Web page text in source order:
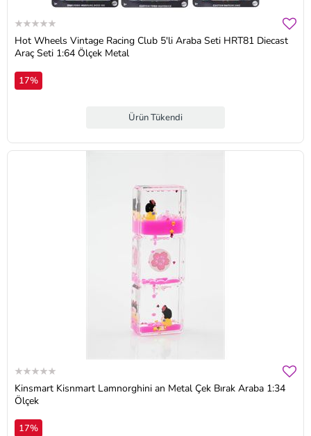
Hot Wheels Vintage Racing Club 5'li Araba Seti HRT81 Diecast
Araç Seti 1:64 Ölçek Metal
17%
Ürün Tükendi
Kinsmart Kisnmart Lamnorghini an Metal Çek Bırak Araba 1:34
Ölçek
17%